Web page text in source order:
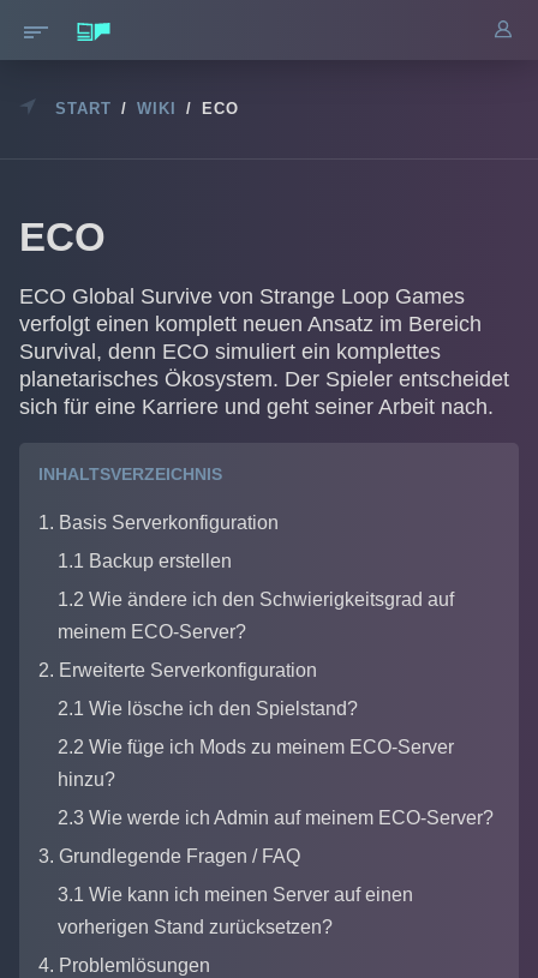
START / WIKI / ECO
ECO
ECO Global Survive von Strange Loop Games
verfolgt einen komplett neuen Ansatz im Bereich
Survival, denn ECO simuliert ein komplettes
planetarisches Ökosystem. Der Spieler entscheidet
sich für eine Karriere und geht seiner Arbeit nach.
INHALTSVERZEICHNIS
1. Basis Serverkonfiguration
1.1 Backup erstellen
1.2 Wie ändere ich den Schwierigkeitsgrad auf
meinem ECO-Server?
2. Erweiterte Serverkonfiguration
2.1 Wie lösche ich den Spielstand?
2.2 Wie füge ich Mods zu meinem ECO-Server
hinzu?
2.3 Wie werde ich Admin auf meinem ECO-Server?
3. Grundlegende Fragen / FAQ
3.1 Wie kann ich meinen Server auf einen
vorherigen Stand zurücksetzen?
4. Problemlösungen